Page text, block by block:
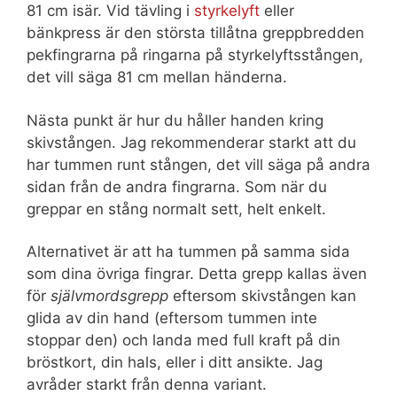
81 cm isär. Vid tävling i styrkelyft eller
bänkpress är den största tillåtna greppbredden
pekfingrarna på ringarna på styrkelyftsstången,
det vill säga 81 cm mellan händerna.
Nästa punkt är hur du håller handen kring
skivstången. Jag rekommenderar starkt att du
har tummen runt stången, det vill säga på andra
sidan från de andra fingrarna. Som när du
greppar en stång normalt sett, helt enkelt.
Alternativet är att ha tummen på samma sida
som dina övriga fingrar. Detta grepp kallas även
för självmordsgrepp eftersom skivstången kan
glida av din hand (eftersom tummen inte
stoppar den) och landa med full kraft på din
bröstkort, din hals, eller i ditt ansikte. Jag
avråder starkt från denna variant.